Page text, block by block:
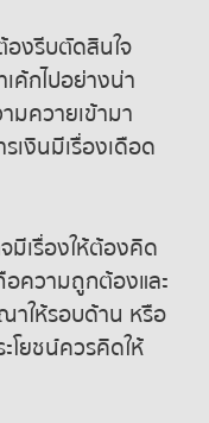
งรีบตัดสินใจ
ค้กไปอย่างน่า
มควายเข้ามา
เงินมีเรื่องเดือด
มีเรื่องให้ต้องคิด
อความถูกต้องและ
าให้รอบด้าน หรือ
โยชน์ควรคิดให้